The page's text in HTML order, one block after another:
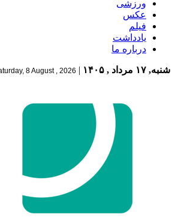
ورزشی
عکس
فیلم
یادداشت
درباره ما
شنبه, ۱۷ مرداد , ۱۴۰۵ |
8 August , 2026